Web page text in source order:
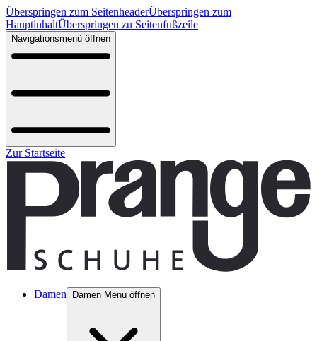
Überspringen zum SeitenheaderÜberspringen zum
HauptinhaltÜberspringen zu Seitenfußzeile
Navigationsmenü öffnen
Zur Startseite
Damen Damen Menü öffnen